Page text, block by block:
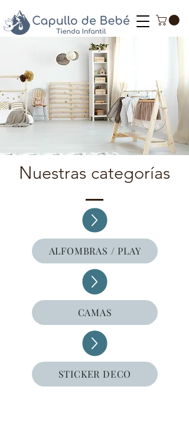
Nuestras categorías
ALFOMBRAS / PLAY
CAMAS
STICKER DECO